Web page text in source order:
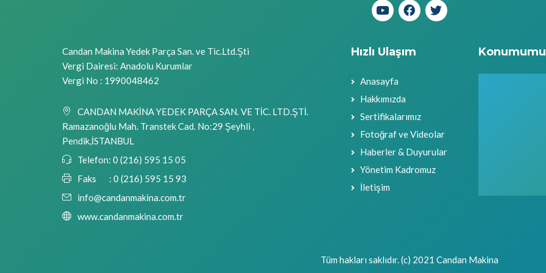
Candan Makina Yedek Parça San. ve Tic.Ltd.Şti
Vergi Dairesi: Anadolu Kurumlar
Vergi No : 1990048462
CANDAN MAKİNA YEDEK PARÇA SAN. VE TİC. LTD.ŞTİ.
Ramazanoğlu Mah. Transtek Cad. No:29 Şeyhli ,
Pendik,İSTANBUL
Telefon: 0 (216) 595 15 05
Faks : 0 (216) 595 15 93
info@candanmakina.com.tr
www.candanmakina.com.tr
Hızlı Ulaşım
Anasayfa
Hakkımızda
Sertifikalarımız
Fotoğraf ve Videolar
Haberler & Duyurular
Yönetim Kadromuz
İletişim
Tüm hakları saklıdır. (c) 2021 Candan Makina